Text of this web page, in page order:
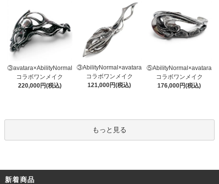
③avatara×AbilityNormal
コラボワンメイク
220,000円(税込)
③AbilityNormal×avatara
コラボワンメイク
121,000円(税込)
⑤AbilityNormal×avatara
コラボワンメイク
176,000円(税込)
もっと見る
新着商品